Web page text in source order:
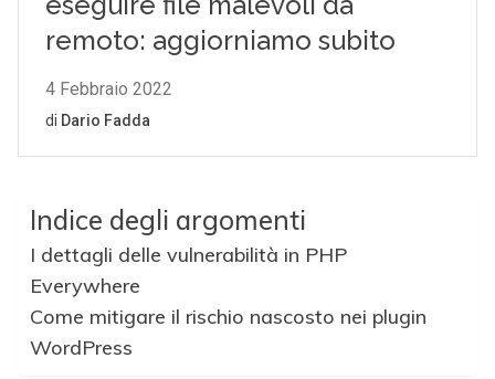
Indice degli argomenti
I dettagli delle vulnerabilità in PHP
Everywhere
Come mitigare il rischio nascosto nei plugin
WordPress